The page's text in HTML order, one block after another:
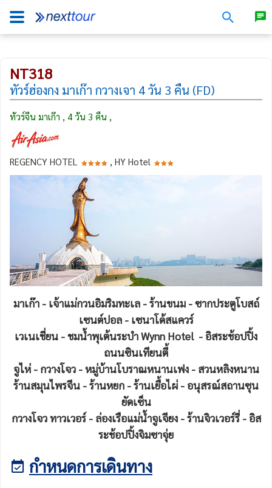
NT318
ทัวร์ฮ่องกง มาเก๊า กวางเจา 4 วัน 3 คืน (FD)
ทัวร์จีน มาเก๊า , 4 วัน 3 คืน ,
REGENCY HOTEL , HY Hotel
มาเก๊า - เจ้าแม่กวนอิมริมทะเล - ร้านขนม - ซากประตูโบสถ์
เซนต์ปอล - เซนาโด้สแควร์
เวเนเชี่ยน - ชมน้ำพุเต้นระบำ Wynn Hotel - อิสระช้อปปิ้ง
ถนนซินเทียนตี้
จูไห่ - กวางโจว - หมู่บ้านโบราณหนานเฟง - สวนหลิงหนาน
ร้านสมุนไพรจีน - ร้านหยก - ร้านเยื้อไผ่ - อนุสรณ์สถานซุน
ยัดเซ็น
กวางโจว ทาวเวอร์ - ล่องเรือแม่น้ำจูเจียง - ร้านจิวเวอร์รี่ - อิส
ระช้อปปิ้งจิมซาจุ่ย
กำหนดการเดินทาง